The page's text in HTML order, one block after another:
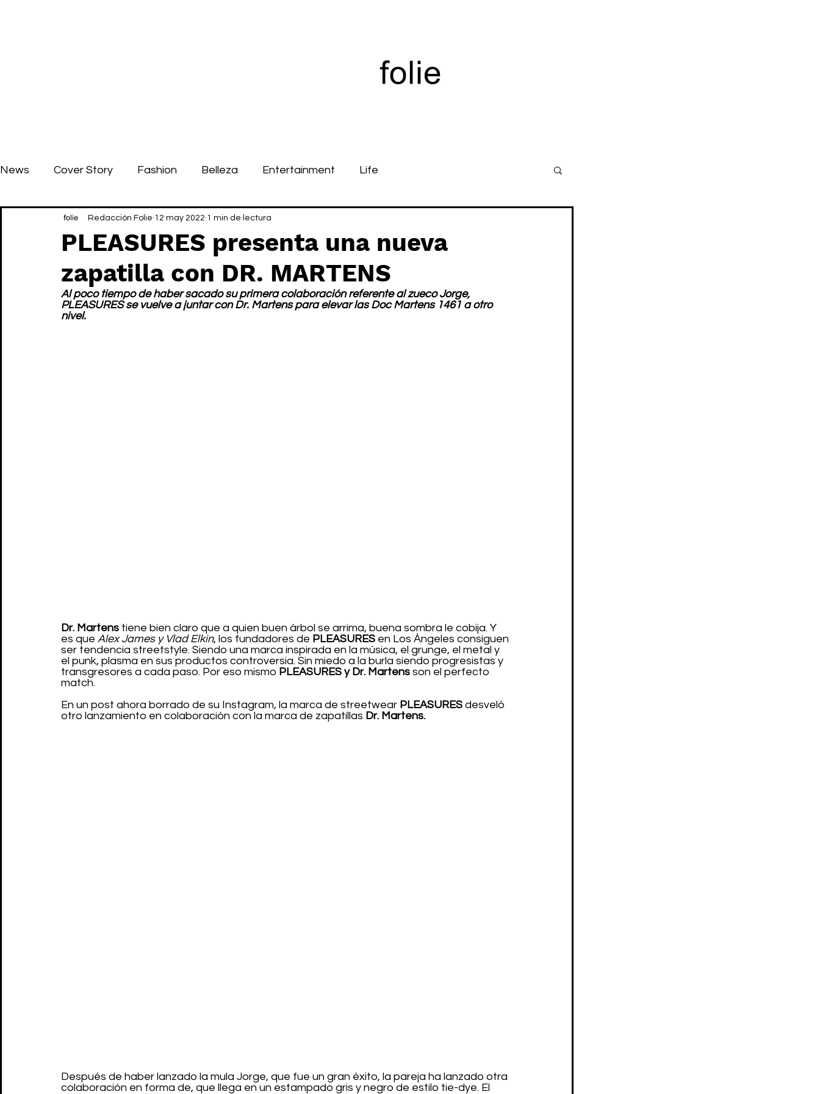
News Cover Story Fashion Belleza Entertainment Life
PLEASURES presenta una nueva
zapatilla con DR. MARTENS
Redacción Folie 12 may 2022 1 min de lectura
Al poco tiempo de haber sacado su primera colaboración referente al zueco Jorge,
PLEASURES se vuelve a juntar con Dr. Martens para elevar las Doc Martens 1461 a otro
nivel.
Dr. Martens tiene bien claro que a quien buen árbol se arrima, buena sombra le cobija. Y
es que Alex James y Vlad Elkin, los fundadores de PLEASURES en Los Ángeles consiguen
ser tendencia streetstyle. Siendo una marca inspirada en la música, el grunge, el metal y
el punk, plasma en sus productos controversia. Sin miedo a la burla siendo progresistas y
transgresores a cada paso. Por eso mismo PLEASURES y Dr. Martens son el perfecto
match.
En un post ahora borrado de su Instagram, la marca de streetwear PLEASURES desveló
otro lanzamiento en colaboración con la marca de zapatillas Dr. Martens.
Después de haber lanzado la mula Jorge, que fue un gran éxito, la pareja ha lanzado otra
colaboración en forma de, que llega en un estampado gris y negro de estilo tie-dye. El